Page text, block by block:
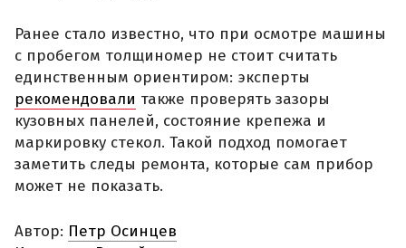
Ранее стало известно, что при осмотре машины
с пробегом толщиномер не стоит считать
единственным ориентиром: эксперты
рекомендовали также проверять зазоры
кузовных панелей, состояние крепежа и
маркировку стекол. Такой подход помогает
заметить следы ремонта, которые сам прибор
может не показать.
Автор: Петр Осинцев